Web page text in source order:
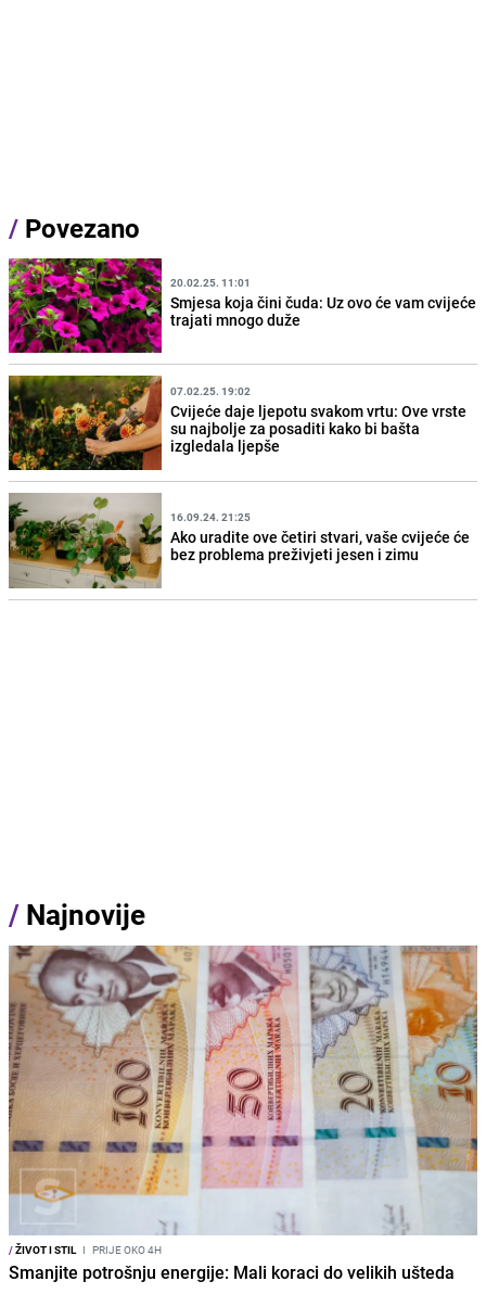
/ Povezano
20.02.25. 11:01
Smjesa koja čini čuda: Uz ovo će vam cvijeće
trajati mnogo duže
07.02.25. 19:02
Cvijeće daje ljepotu svakom vrtu: Ove vrste
su najbolje za posaditi kako bi bašta
izgledala ljepše
16.09.24. 21:25
Ako uradite ove četiri stvari, vaše cvijeće će
bez problema preživjeti jesen i zimu
/ Najnovije
/ŽIVOT I STIL I PRIJE OKO 4H
Smanjite potrošnju energije: Mali koraci do velikih ušteda